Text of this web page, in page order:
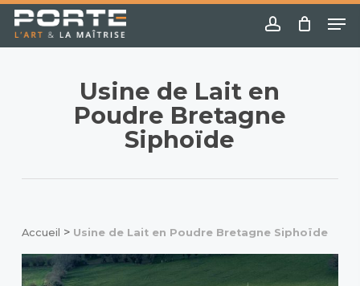
Skip
main
account
Usine de Lait en
Poudre Bretagne
Siphoïde
Accueil > Usine de Lait en Poudre Bretagne Siphoïde